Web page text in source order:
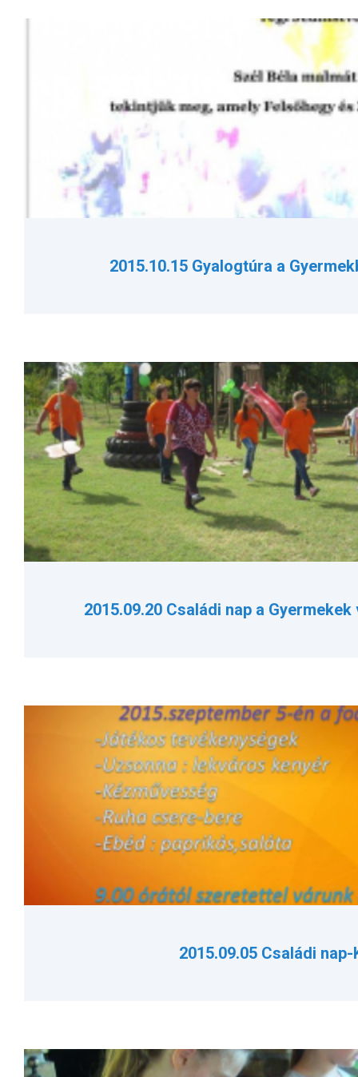
2015.10.15 Gyalogtúra a
2015.09.20 Családi nap a
2015.09.05 Családi